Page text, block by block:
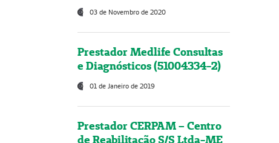
03 de Novembro de 2020
Prestador Medlife Consultas
e Diagnósticos (51004334-2)
01 de Janeiro de 2019
Prestador CERPAM – Centro
de Reabilitação S/S Ltda-ME